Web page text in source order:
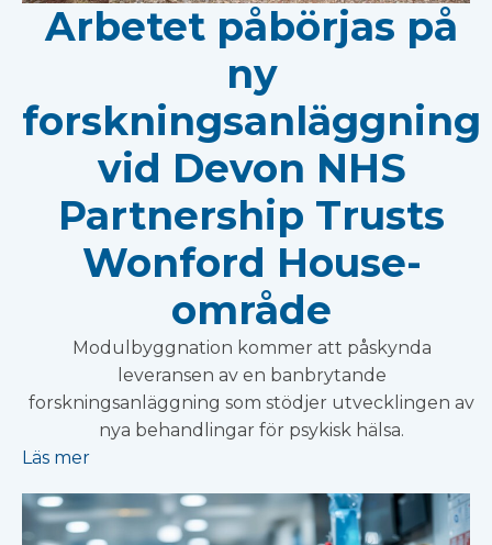
Arbetet påbörjas på
ny
forskningsanläggning
vid Devon NHS
Partnership Trusts
Wonford House-
område
Modulbyggnation kommer att påskynda
leveransen av en banbrytande
forskningsanläggning som stödjer utvecklingen av
nya behandlingar för psykisk hälsa.
Läs mer